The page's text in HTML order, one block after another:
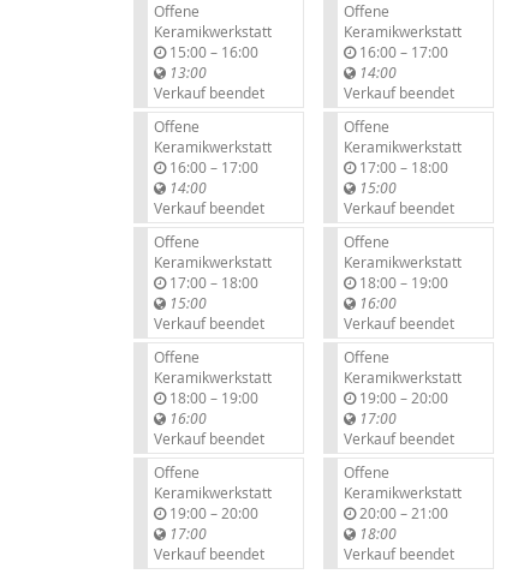
Offene
Keramikwerkstatt
15:00–b
s
16:00
13:00
Verkauf beendet
Offene
Keramikwerkstatt
16:00–b
s
17:00
14:00
Verkauf beendet
Offene
Keramikwerkstatt
17:00–b
s
18:00
15:00
Verkauf beendet
Offene
Keramikwerkstatt
18:00–b
s
19:00
16:00
Verkauf beendet
Offene
Keramikwerkstatt
19:00–b
s
20:00
17:00
Verkauf beendet
Offene
Keramikwerkstatt
16:00–b
s
17:00
14:00
Verkauf beendet
Offene
Keramikwerkstatt
17:00–b
s
18:00
15:00
Verkauf beendet
Offene
Keramikwerkstatt
18:00–b
s
19:00
16:00
Verkauf beendet
Offene
Keramikwerkstatt
19:00–b
s
20:00
17:00
Verkauf beendet
Offene
Keramikwerkstatt
20:00–b
s
21:00
18:00
Verkauf beendet